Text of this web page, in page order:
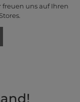
uns auf Ihren